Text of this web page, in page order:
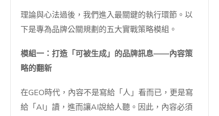
理論與心法過後，我們進入最關鍵的執行環節。以
下是專為品牌公關規劃的五大實戰策略模組。
模組一：打造「可被生成」的品牌訊息——內容策
略的翻新
在GEO時代，內容不是寫給「人」看而已，更是寫
給「AI」讀，進而讓AI說給人聽。因此，內容必須